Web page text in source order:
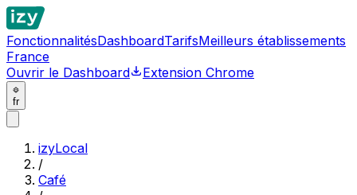
FonctionnalitésDashboardTarifsMeilleurs établissements
France
Ouvrir le Dashboard
Extension Chrome
fr
izyLocal
/
Café